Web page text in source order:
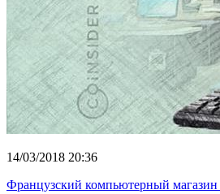
14/03/2018 20:36
Французский компьютерный магазин